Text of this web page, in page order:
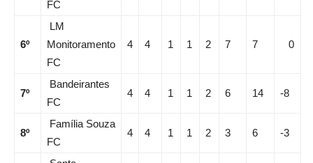
FC
6º
LM
Monitoramento
FC
4 4 1 1 2 7 7 0
7º
Bandeirantes
FC
4 4 1 1 2 6 14 -8
8º
Família Souza
FC
4 4 1 1 2 3 6 -3